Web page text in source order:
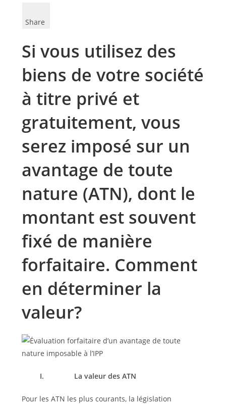
Share
Si vous utilisez des
biens de votre société
à titre privé et
gratuitement, vous
serez imposé sur un
avantage de toute
nature (ATN), dont le
montant est souvent
fixé de manière
forfaitaire. Comment
en déterminer la
valeur?
I. La valeur des ATN
Pour les ATN les plus courants, la législation